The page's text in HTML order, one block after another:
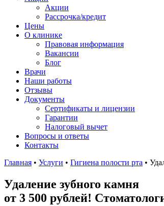
Акции
Рассрочка/кредит
Цены
О клинике
Правовая информация
Вакансии
Блог
Врачи
Наши работы
Отзывы
Документы
Сертификаты и лицензии
Гарантии
Налоговый вычет
Вопросы и ответы
Контакты
Главная • Услуги • Гигиена полости рта •
Удаление зубного камня
от 3 500 рублей!